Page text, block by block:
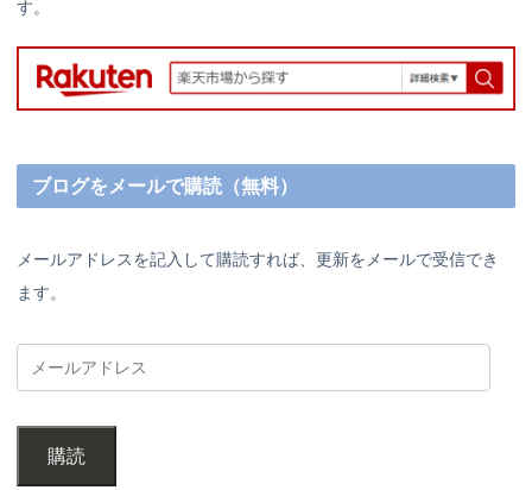
す。
ブログをメールで購読（無料）
メールアドレスを記入して購読すれば、更新をメールで受信でき
ます。
購読